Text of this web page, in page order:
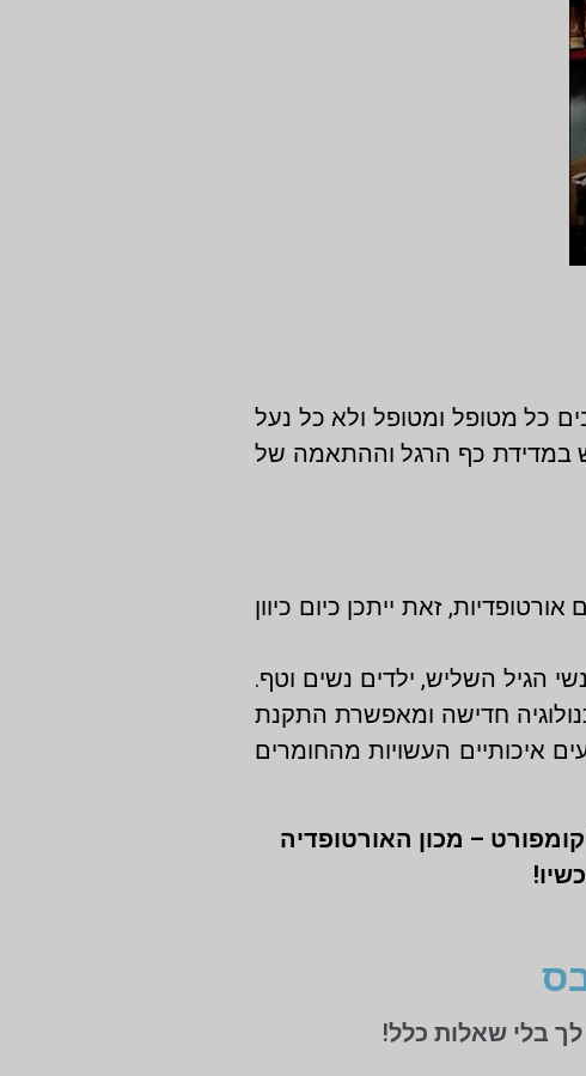
כל מטופל ומטופל ולא כל נעל
במדידת כף הרגל וההתאמה של
זאת ייתכן כיום כיוון
הגיל השליש, ילדים נשים וטף.
חדישה ומאפשרת התקנת
איכותיים העשויות מהחומרים
– מכון האורטופדיה